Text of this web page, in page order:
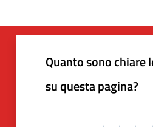
Quanto sono chiare
su questa pagina?